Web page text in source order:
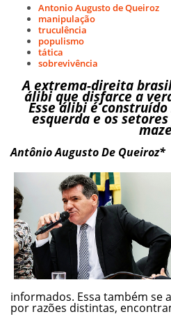
Antonio Augusto de Queiroz
manipulação
truculência
populismo
tática
sobrevivência
A extrema-direita
álibi que disfarce a
Esse álibi é
esquerda e os
Antônio Augusto De Queiroz*
informados. Essa também se
por razões distintas,